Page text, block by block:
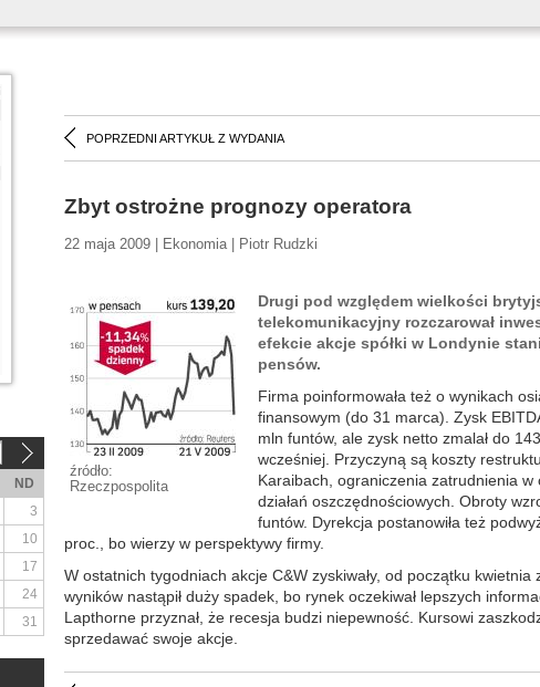
POPRZEDNI ARTYKUŁ Z WYDANIA
Zbyt ostrożne prognozy operatora
22 maja 2009 | Ekonomia | Piotr Rudzki
źródło:
Rzeczpospolita
Drugi pod względem wielkości
telekomunikacyjny rozczarował
efekcie akcje spółki w Londynie
pensów.
Firma poinformowała też o wynikach
finansowym (do 31 marca). Zysk
mln funtów, ale zysk netto zmalał do
wcześniej. Przyczyną są koszty
Karaibach, ograniczenia zatrudnienia
działań oszczędnościowych. Obroty
funtów. Dyrekcja postanowiła też
proc., bo wierzy w perspektywy firmy.
W ostatnich tygodniach akcje C&W zyskiwały, od początku kwietnia
wyników nastąpił duży spadek, bo rynek oczekiwał lepszych
Lapthorne przyznał, że recesja budzi niepewność. Kursowi
sprzedawać swoje akcje.
ND
3
10
17
24
31